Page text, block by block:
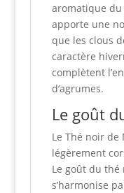
aromatique du
apporte une
que les clous
caractère
complètent
d’agrumes.
Le goût
Le Thé noir de
légèrement
Le goût du
s’harmonise